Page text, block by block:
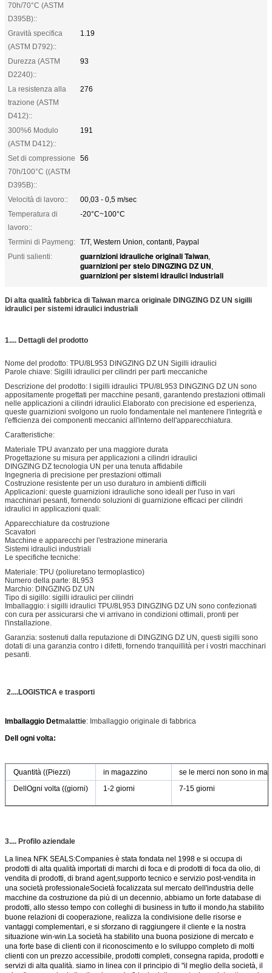
70h/70°C (ASTM
D395B)::
Gravità specifica
(ASTM D792)::
1.19
Durezza (ASTM
D2240)::
93
La resistenza alla
trazione (ASTM
D412)::
276
300%6 Modulo
(ASTM D412)::
191
Set di compressione
70h/100°C ((ASTM
D395B)::
56
Velocità di lavoro::
00,03 - 0,5 m/sec
Temperatura di
lavoro::
-20°C~100°C
Termini di Paymeng: T/T, Western Union, contanti, Paypal
Punti salienti:
guarnizioni idrauliche originali Taiwan,
guarnizioni per stelo DINGZING DZ UN,
guarnizioni per sistemi idraulici industriali
Di alta qualità fabbrica di Taiwan marca originale DINGZING DZ UN sigilli
idraulici per sistemi idraulici industriali
1.... Dettagli del prodotto
Nome del prodotto: TPU/8L953 DINGZING DZ UN Sigilli idraulici
Parole chiave: Sigilli idraulici per cilindri per parti meccaniche
Descrizione del prodotto: I sigilli idraulici TPU/8L953 DINGZING DZ UN sono
appositamente progettati per macchine pesanti, garantendo prestazioni ottimali
nelle applicazioni a cilindri idraulici.Elaborato con precisione ed esperienza,
queste guarnizioni svolgono un ruolo fondamentale nel mantenere l'integrità e
l'efficienza dei componenti meccanici all'interno dell'apparecchiatura.
Caratteristiche:
Materiale TPU avanzato per una maggiore durata
Progettazione su misura per applicazioni a cilindri idraulici
DINGZING DZ tecnologia UN per una tenuta affidabile
Ingegneria di precisione per prestazioni ottimali
Costruzione resistente per un uso duraturo in ambienti difficili
Applicazioni: queste guarnizioni idrauliche sono ideali per l'uso in vari
macchinari pesanti, fornendo soluzioni di guarnizione efficaci per cilindri
idraulici in applicazioni quali:
Apparecchiature da costruzione
Scavatori
Macchine e apparecchi per l'estrazione mineraria
Sistemi idraulici industriali
Le specifiche tecniche:
Materiale: TPU (poliuretano termoplastico)
Numero della parte: 8L953
Marchio: DINGZING DZ UN
Tipo di sigillo: sigilli idraulici per cilindri
Imballaggio: i sigilli idraulici TPU/8L953 DINGZING DZ UN sono confezionati
con cura per assicurarsi che vi arrivano in condizioni ottimali, pronti per
l'installazione.
Garanzia: sostenuti dalla reputazione di DINGZING DZ UN, questi sigilli sono
dotati di una garanzia contro i difetti, fornendo tranquillità per i vostri macchinari
pesanti.
2....LOGISTICA e trasporti
Imballaggio Detmalattie: Imballaggio originale di fabbrica
Dell ogni volta:
Quantità ((Piezzi) in magazzino
se le merci non sono in
DellOgni volta ((giorni)
1-2 giorni 7-15 giorni
3.... Profilo aziendale
La linea NFK SEALS:Companies è stata fondata nel 1998 e si occupa di
prodotti di alta qualità importati di marchi di foca e di prodotti di foca da olio, di
vendita di prodotti, di brand agent,supporto tecnico e servizio post-vendita in
una società professionaleSocietà focalizzata sul mercato dell'industria delle
macchine da costruzione da più di un decennio, abbiamo un forte database di
prodotti, allo stesso tempo con colleghi di business in tutto il mondo,ha stabilito
buone relazioni di cooperazione, realizza la condivisione delle risorse e
vantaggi complementari, e si sforzano di raggiungere il cliente e la nostra
situazione win-win.La società ha stabilito una buona posizione di mercato e
una forte base di clienti con il riconoscimento e lo sviluppo completo di molti
clienti con un prezzo accessibile, prodotti completi, consegna rapida, prodotti e
servizi di alta qualità. siamo in linea con il principio di "il meglio della società, il